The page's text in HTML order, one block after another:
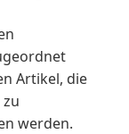
Artikel, die
werden.